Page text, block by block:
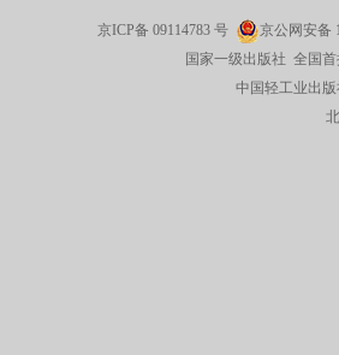
京ICP备 09114783 号 京公网安备
国家一级出版社 全国
中国轻工业出版